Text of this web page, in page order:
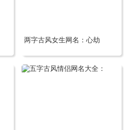
两字古风女生网名：心劫